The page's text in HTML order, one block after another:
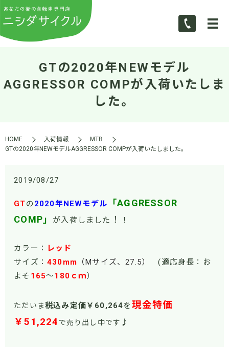
GTの2020年NEWモデル
AGGRESSOR COMPが入荷いたしま
した。
HOME 入荷情報
MTB
GTの2020年NEWモデルAGGRESSOR COMPが入荷いたしました。
2019/08/27
GTの 2020年NEWモデル
「AGGRESSOR
COMP」
が入荷しました ！ ！
カラー：
レッド
サイズ： 430mm （Mサイズ、27.5）
(適応身長：お
よそ 165～180ｃｍ）
ただいま税込み定価￥60 ,264を 現金特価
￥51,224 で売り出し中です ♪